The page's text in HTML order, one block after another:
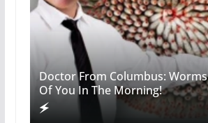
Doctor From Columbus:
Of You In The Morning!